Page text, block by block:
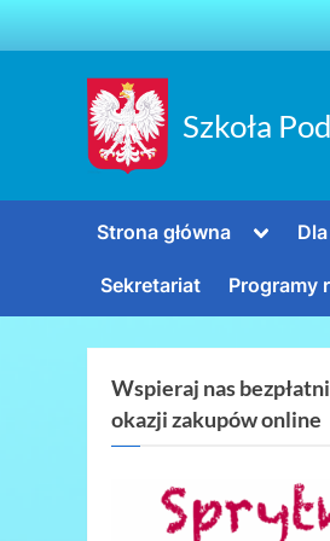
to
Szkoła
Strona główna
Toggle
Sekretariat Programy
Wspieraj nas
okazji zakupów online